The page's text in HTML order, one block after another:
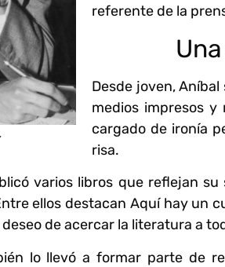
referente de la
Desde joven,
medios impresos
cargado de ironía
risa.
varios libros que reflejan
ellos destacan Aquí hay un
de acercar la literatura a
lo llevó a formar parte de